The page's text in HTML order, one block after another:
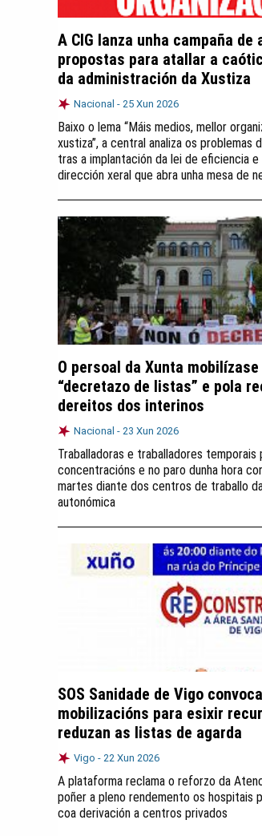
A CIG lanza unha campaña de
propostas para atallar a
da administración da Xustiza
Nacional - 25 Xun 2026
Baixo o lema “Máis medios, mellor
xustiza”, a central analiza os problemas
tras a implantación da lei de eficiencia e
dirección xeral que abra unha mesa de
O persoal da Xunta
“decretazo de listas” e pola
dereitos dos interinos
Nacional - 23 Xun 2026
Traballadoras e traballadores temporais
concentracións e no paro dunha hora
martes diante dos centros de traballo
autonómica
SOS Sanidade de Vigo convoca
mobilizacións para esixir
reduzan as listas de agarda
Vigo - 22 Xun 2026
A plataforma reclama o reforzo da
poñer a pleno rendemento os hospitais
coa derivación a centros privados